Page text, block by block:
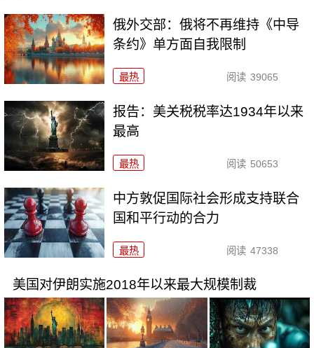
俄外交部：俄将不再维持《中导
条约》单方面自我限制
最热 阅读 39065
报告：美关税税率达1934年以来
最高
最热 阅读 50653
中方敦促国际社会形成支持联合
国和平行动的合力
最热 阅读 47338
美国对伊朗实施2018年以来最大规模制裁